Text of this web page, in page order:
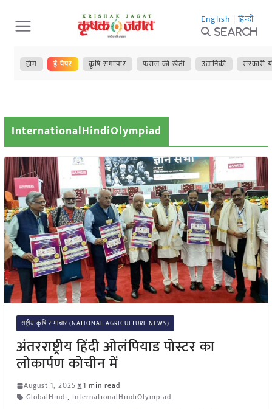
Skip
to
content
English | हिन्दी
Search
होम ई-पेपर कृषि समाचार फसल की खेती उद्यानिकी सरकारी
InternationalHindiOlympiad
राष्ट्रीय कृषि समाचार (NATIONAL AGRICULTURE NEWS)
अंतरराष्ट्रीय हिंदी ओलंपियाड पोस्टर का
लोकार्पण कोचीन में
August 1, 2025
1 min read
GlobalHindi, InternationalHindiOlympiad